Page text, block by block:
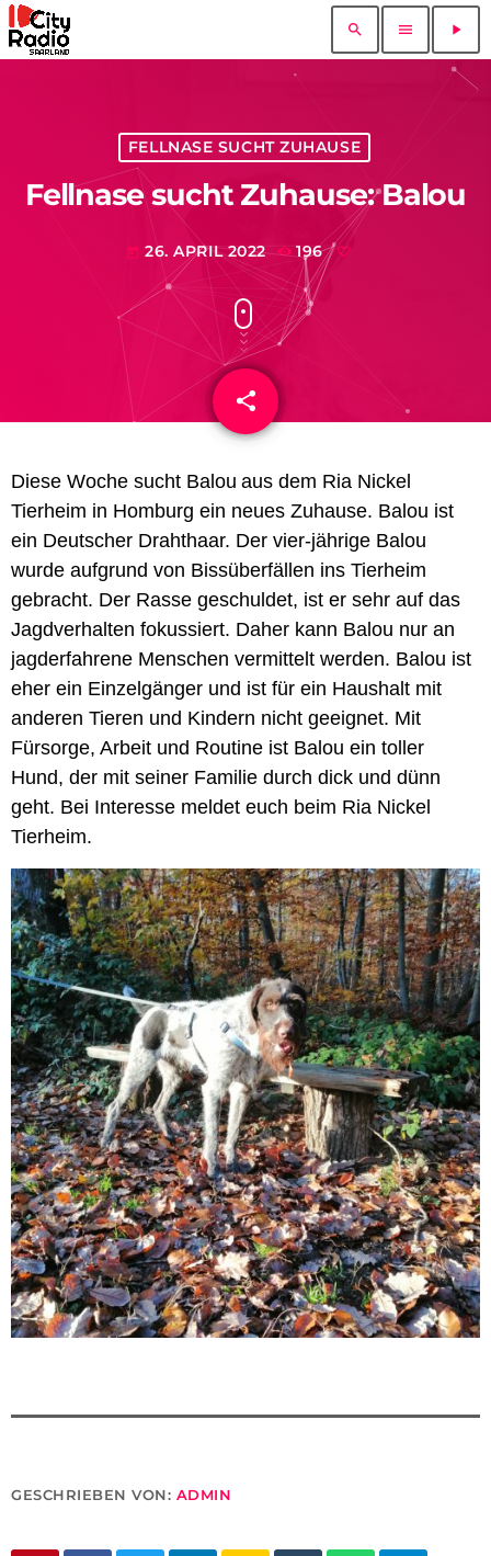
search menu play_arrow
FELLNASE SUCHT ZUHAUSE
Fellnase sucht Zuhause: Balou
today 26. APRIL 2022 196
share
email
Diese Woche sucht Balou aus dem Ria Nickel
Tierheim in Homburg ein neues Zuhause. Balou ist
ein Deutscher Drahthaar. Der vier-jährige Balou
wurde aufgrund von Bissüberfällen ins Tierheim
gebracht. Der Rasse geschuldet, ist er sehr auf das
Jagdverhalten fokussiert. Daher kann Balou nur an
jagderfahrene Menschen vermittelt werden. Balou ist
eher ein Einzelgänger und ist für ein Haushalt mit
anderen Tieren und Kindern nicht geeignet. Mit
Fürsorge, Arbeit und Routine ist Balou ein toller
Hund, der mit seiner Familie durch dick und dünn
geht. Bei Interesse meldet euch beim Ria Nickel
Tierheim.
GESCHRIEBEN VON: ADMIN